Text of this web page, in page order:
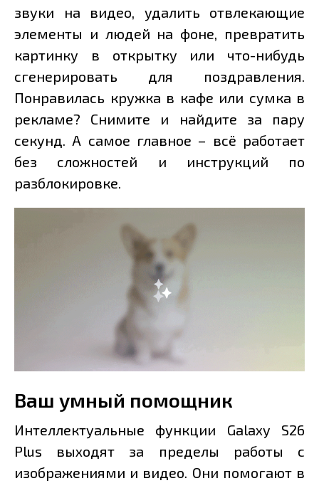
звуки на видео, удалить отвлекающие
элементы и людей на фоне, превратить
картинку в открытку или что-нибудь
сгенерировать для поздравления.
Понравилась кружка в кафе или сумка в
рекламе? Снимите и найдите за пару
секунд. А самое главное – всё работает
без сложностей и инструкций по
разблокировке.
Ваш умный помощник
Интеллектуальные функции Galaxy S26
Plus выходят за пределы работы с
изображениями и видео. Они помогают в